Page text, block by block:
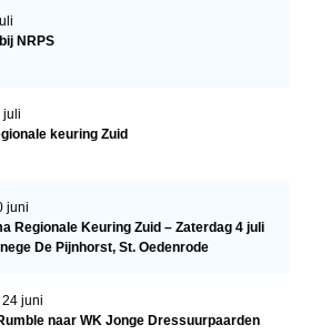
West
Zuid
NRPS
juli
keuring Zuid
juni
Regionale Keuring Zuid – Zaterdag 4 juli
De Pijnhorst, St. Oedenrode
juni
naar WK Jonge Dressuurpaarden